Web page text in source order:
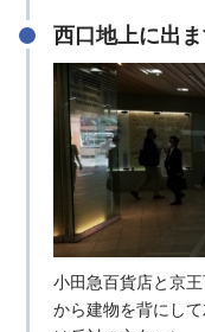
西口地上に出
小田急百貨店と京
から建物を背にし